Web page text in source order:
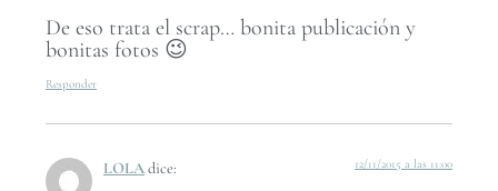
De eso trata el scrap… bonita publicación y
bonitas fotos 😉
Responder
LOLAdice: 12/11/2015 a las 11:00